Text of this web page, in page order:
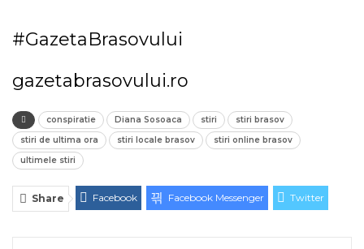
#GazetaBrasovului
gazetabrasovului.ro
conspiratie Diana Sosoaca stiri
stiri brasov
stiri de ultima ora
stiri locale brasov
stiri online brasov
ultimele stiri
Share Facebook Facebook Messenger Twitter